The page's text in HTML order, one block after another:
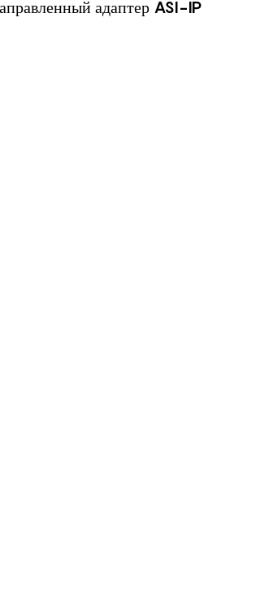
адаптер ASI-IP